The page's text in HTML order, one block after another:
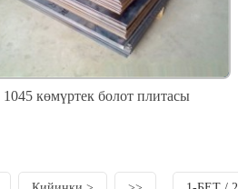
1045 көмүртек болот плитасы